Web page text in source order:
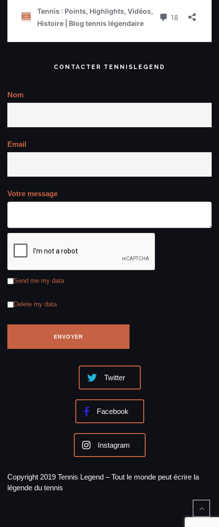
CONTACTER TENNISLEGEND
Nom
Email
Votre message
Send me my data
Delete my data
Twitter
Facebook
Instagram
Copyright 2019 Tennis Legend – Tout le monde peut écrire la
légende du tennis